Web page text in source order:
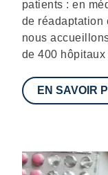
patients : en
de réadaptation
nous
de 400
EN SAVOIR